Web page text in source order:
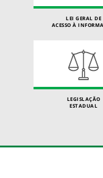
LEI GERAL DE
ACESSO À
LEGISLAÇÃO
ESTADUAL